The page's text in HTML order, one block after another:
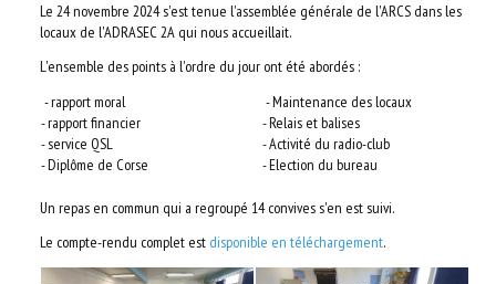
Le 24 novembre 2024 s'est tenue l'assemblée générale de l'ARCS dans les
locaux de l'ADRASEC 2A qui nous accueillait.
L'ensemble des points à l'ordre du jour ont été abordés :
- rapport moral
- rapport financier
- service QSL
- Diplôme de Corse
- Maintenance des locaux
- Relais et balises
- Activité du radio-club
- Election du bureau
Un repas en commun qui a regroupé 14 convives s'en est suivi.
Le compte-rendu complet est disponible en téléchargement.